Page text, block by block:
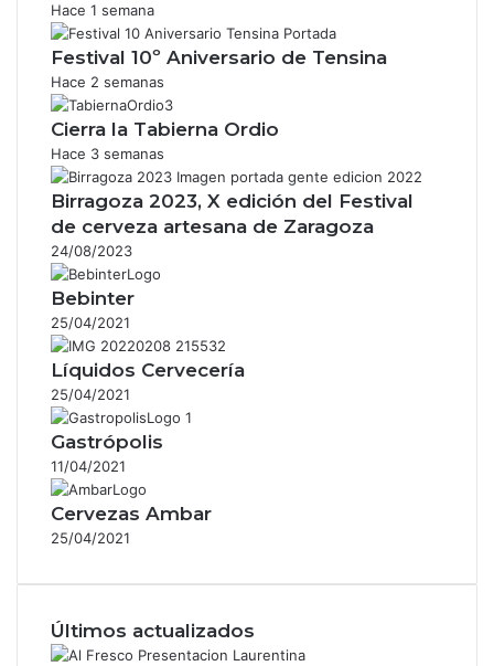
Hace 1 semana
Festival 10º Aniversario de Tensina
Hace 2 semanas
Cierra la Tabierna Ordio
Hace 3 semanas
Birragoza 2023, X edición del Festival
de cerveza artesana de Zaragoza
24/08/2023
Bebinter
25/04/2021
Líquidos Cervecería
25/04/2021
Gastrópolis
11/04/2021
Cervezas Ambar
25/04/2021
Últimos actualizados